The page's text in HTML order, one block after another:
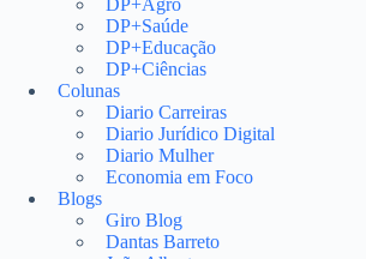
DP+Agro
DP+Saúde
DP+Educação
DP+Ciências
Colunas
Diario Carreiras
Diario Jurídico Digital
Diario Mulher
Economia em Foco
Blogs
Giro Blog
Dantas Barreto